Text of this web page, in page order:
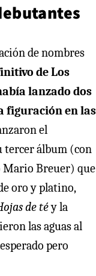
de nombres
de Los
lanzado dos
figuración en las
el
tercer álbum (con
Mario Breuer) que
oro y platino,
de téy la
las aguas al
pero